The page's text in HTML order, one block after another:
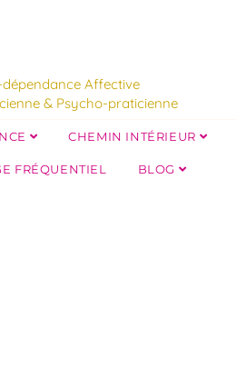
dépendance Affective
& Psycho-praticienne
CHEMIN INTÉRIEUR
FRÉQUENTIEL BLOG